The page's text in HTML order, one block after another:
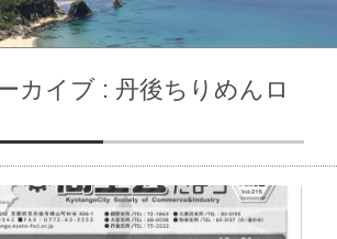
カイブ : 丹後ちりめんロ